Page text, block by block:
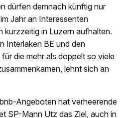
dürfen demnach künftig nur
Jahr an Interessenten
kurzzeitig in Luzern aufhalten.
Interlaken BE und den
die mehr als doppelt so viele
lehnt sich an
Angeboten hat verheerende
SP-Mann Utz das Ziel, auch in